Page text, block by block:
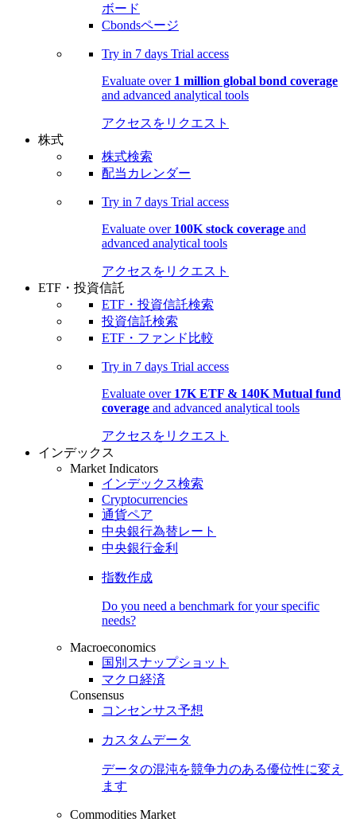
ボード
Cbondsページ
Try in 7 days Trial access
Evaluate over 1 million global bond coverage
and advanced analytical tools
アクセスをリクエスト
株式
株式検索
配当カレンダー
Try in 7 days Trial access
Evaluate over 100K stock coverage and
advanced analytical tools
アクセスをリクエスト
ETF・投資信託
ETF・投資信託検索
投資信託検索
ETF・ファンド比較
Try in 7 days Trial access
Evaluate over 17K ETF & 140K Mutual fund
coverage and advanced analytical tools
アクセスをリクエスト
インデックス
Market Indicators
インデックス検索
Cryptocurrencies
通貨ペア
中央銀行為替レート
中央銀行金利
指数作成
Do you need a benchmark for your specific
needs?
Macroeconomics
国別スナップショット
マクロ経済
Consensus
コンセンサス予想
カスタムデータ
データの混沌を競争力のある優位性に変え
ます
Commodities Market